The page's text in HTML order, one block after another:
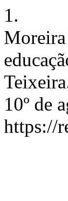
1.
10º de
https://